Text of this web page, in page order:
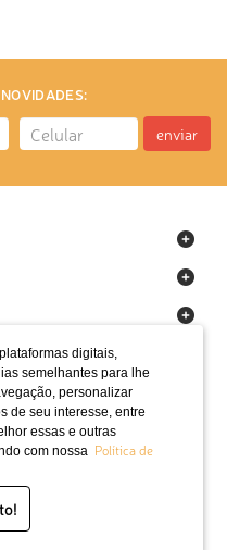
digitais,
semelhantes para lhe
personalizar
de seu interesse, entre
essas e outras
com nossa Política de
enviar